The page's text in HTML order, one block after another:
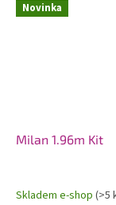
Novinka
Milan 1.96m Kit
Skladem e-shop (>5